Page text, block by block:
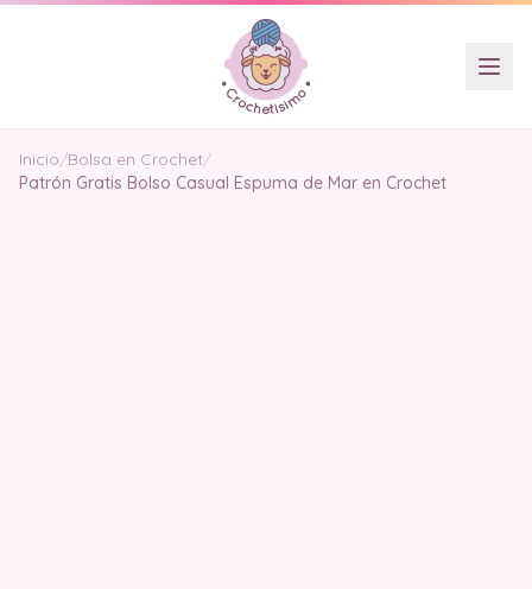
Inicio/Bolsa en Crochet/
Patrón Gratis Bolso Casual Espuma de Mar en Crochet